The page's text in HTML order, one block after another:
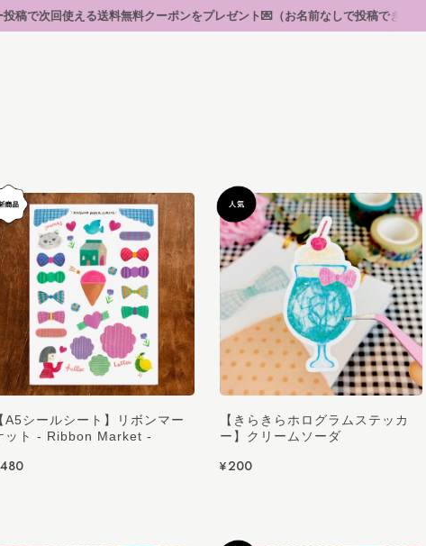
える送料無料クーポンをプレゼント💌（お名前なしで投稿できます）
A5シールシート】リボンマー
ット - Ribbon Market -
¥480
【きらきらホログラムステッカ
ー】クリームソーダ
¥200